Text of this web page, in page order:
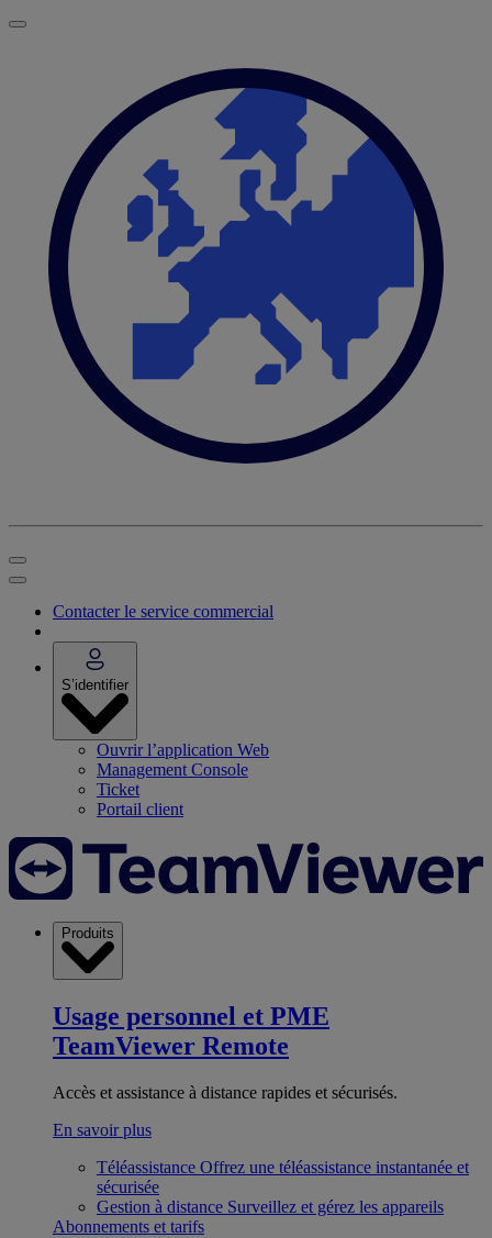
Contacter le service commercial
S’identifier
Ouvrir l’application Web
Management Console
Ticket
Portail client
Produits
Usage personnel et PME
TeamViewer Remote
Accès et assistance à distance rapides et sécurisés.
En savoir plus
Téléassistance Offrez une téléassistance instantanée et
sécurisée
Gestion à distance Surveillez et gérez les appareils
Abonnements et tarifs